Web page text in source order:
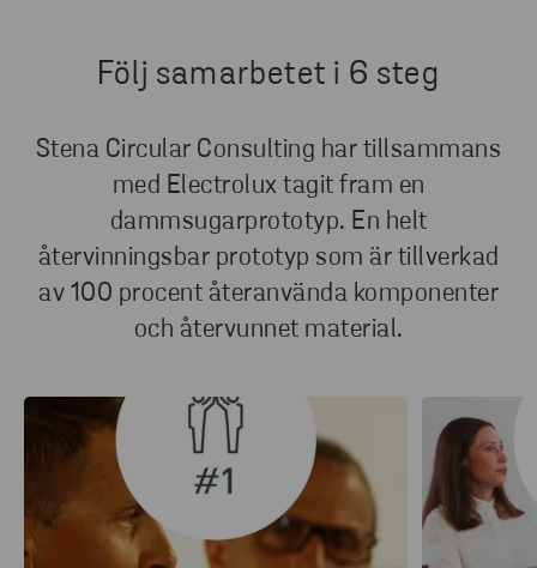
Följ samarbetet i 6 steg
Stena Circular Consulting har tillsammans
med Electrolux tagit fram en
dammsugarprototyp. En helt
återvinningsbar prototyp som är tillverkad
av 100 procent återanvända komponenter
och återvunnet material.